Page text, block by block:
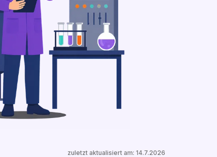
zuletzt aktualisiert am: 14.7.2026